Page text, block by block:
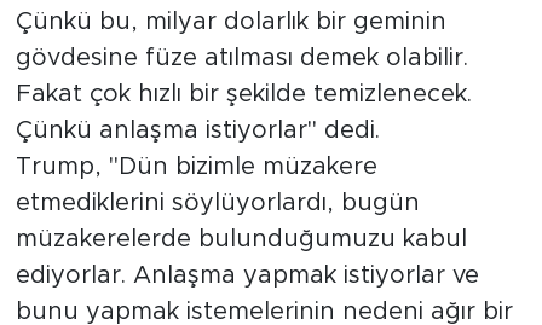
Çünkü bu, milyar dolarlık bir geminin
gövdesine füze atılması demek olabilir.
Fakat çok hızlı bir şekilde temizlenecek.
Çünkü anlaşma istiyorlar" dedi.
Trump, "Dün bizimle müzakere
etmediklerini söylüyorlardı, bugün
müzakerelerde bulunduğumuzu kabul
ediyorlar. Anlaşma yapmak istiyorlar ve
bunu yapmak istemelerinin nedeni ağır bir